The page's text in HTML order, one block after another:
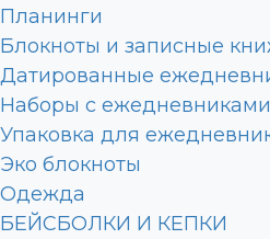
Планинги
Блокноты и записные
Датированные
Наборы с ежедневниками
Упаковка для
Эко блокноты
Одежда
БЕЙСБОЛКИ И КЕПКИ